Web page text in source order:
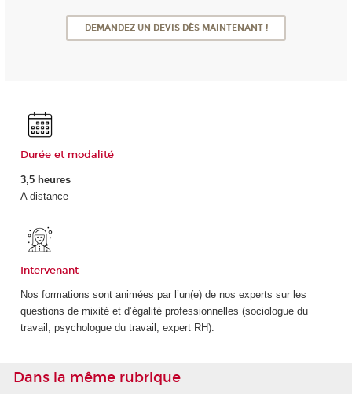
DEMANDEZ UN DEVIS DÈS MAINTENANT !
Durée et modalité
3,5 heures
A distance
Intervenant
Nos formations sont animées par l’un(e) de nos experts sur les
questions de mixité et d’égalité professionnelles (sociologue du
travail, psychologue du travail, expert RH).
Dans la même rubrique